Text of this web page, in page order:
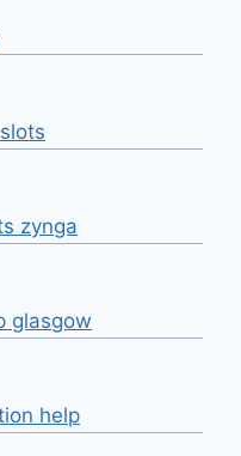
zynga
glasgow
help